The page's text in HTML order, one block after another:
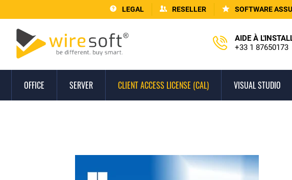
LEGAL RESELLER SOFTWARE
AIDE À
+33 1 87650173
OFFICE SERVER CLIENT ACCESS LICENSE (CAL) VISUAL STUDIO